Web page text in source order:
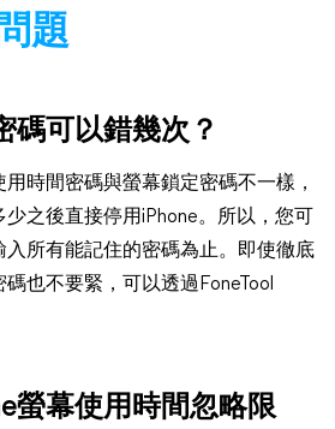
題
碼可以錯幾次？
時間密碼與螢幕鎖定密碼不一樣，
之後直接停用iPhone。所以，您可
入所有能記住的密碼為止。即使徹底
也不要緊，可以透過FoneTool
螢幕使用時間忽略限